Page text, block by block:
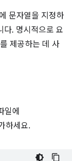
에 문자열을 지정하
다. 명시적으로 요
제공하는 데 사
일에
하세요.